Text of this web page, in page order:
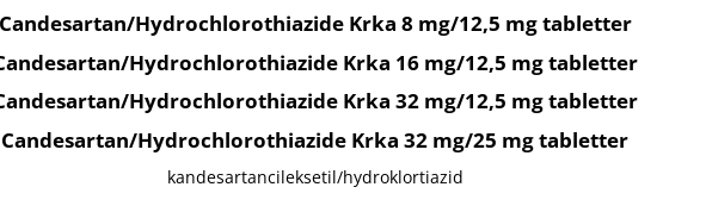
Candesartan​/​Hydrochlorothiazide Krka 8 mg/12,5 mg tabletter
​Hydrochlorothiazide Krka 16 mg/12,5 mg tabletter
​Hydrochlorothiazide Krka 32 mg/12,5 mg tabletter
Candesartan​/​Hydrochlorothiazide Krka 32 mg/25 mg tabletter
kandesartancileksetil​/​hydroklortiazid